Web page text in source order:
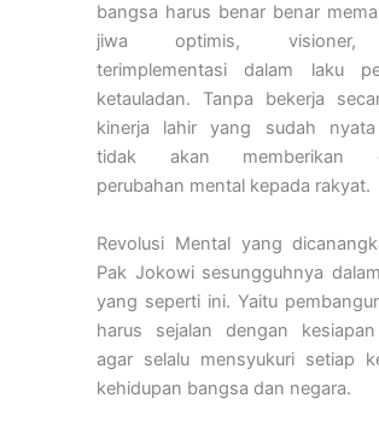
bangsa harus benar benar
jiwa optimis, visioner,
terimplementasi dalam laku
ketauladan. Tanpa bekerja
kinerja lahir yang sudah
tidak akan memberikan
perubahan mental kepada rakyat.
Revolusi Mental yang
Pak Jokowi sesungguhnya
yang seperti ini. Yaitu
harus sejalan dengan
agar selalu mensyukuri setiap
kehidupan bangsa dan negara.